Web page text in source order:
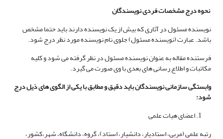
نحوه درج مشخصات فردی نویسندگان
نویسنده مسئول در آثاری که بیش از یک نویسنده دارند باید حتما مشخص
باشد. عبارت (نویسنده مسئول) جلوی نام نویسنده مورد نظر درج شود.
فرستنده مقاله به عنوان نویسنده مسئول در نظر گرفته می‌ شود و کلیه
مکاتبات و اطلاع‌ رسانی‌ های بعدی با وی صورت می‌ گیرد.
وابستگی سازمانی نویسندگان باید دقیق و مطابق با یکی از الگوی های ذیل درج
شود:
اعضای هیات علمی
رتبه علمی (مربی، استادیار، دانشیار، استاد)، گروه، دانشگاه، شهر،کشور،